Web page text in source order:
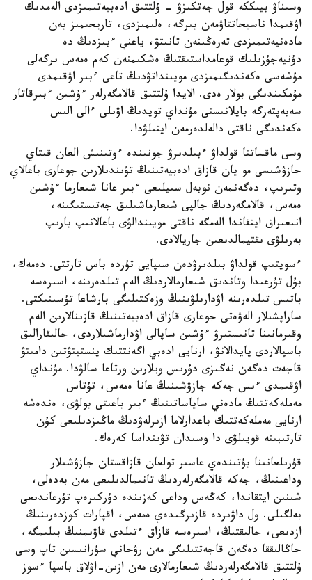
وسىناۋ بيىككە قول جەتكىزۋ - ۇلتتىق ادەبيەتىمىزدى الەمدىك
اۋقىمدا ناسيحاتتاۋمەن بىرگە، ەلىمىزدى، تاريحىمىز بەن
مادەنيەتىمىزدى تەرەڭىنەن تانىتۋ، ياعني ءبىزدىڭ دە
دۇنيەجۇزىلىك قوعامداستىقتىڭ ەشكىمنەن كەم ەمەس ىرگەلى
مۇشەسى ەكەندىگىمىزدى مويىنداتۋدىڭ تاعى ءبىر اۋقىمدى
مۇمكىندىگى بولار ەدى. الايدا ۇلتتىق قالامگەرلەر ءۇشىن ءبىرقاتار
سەبەپتەرگە بايلانىستى مۇنداي تويدىڭ اۋىلى ءالى الىس
ەكەندىگى ناقتى دالەلدەرمەن ايتىلۋدا.
وسى ماقساتتا قولداۋ ءبىلدىرۋ جونىندە ءوتىنىش العان قىتاي
جازۋشىسى مو يان قازاق ادەبيەتىنىڭ تۋىندىلارىن جوعارى باعالاي
وتىرىپ، دەگەنمەن نوبەل سىيلىعى ءبىر عانا شىعارما ءۇشىن
ەمەس، قالامگەردىڭ جالپى شىعارماشىلىق جەتىستىگىنە،
انىعىراق ايتقاندا الەمگە ناقتى مويىندالۋى باعالانىپ بارىپ
بەرىلۋى ىقتيمالدىعىن جاريالادى.
ءسويتىپ قولداۋ بىلدىرۋدەن سىپايى تۇردە باس تارتتى. دەمەك،
بۇل تۇرعىدا وتاندىق شىعارمالاردىڭ الەم تىلدەرىنە، اسىرەسە
باتىس تىلدەرىنە اۋدارىلۋىنىڭ وزەكتىلىگى بارشاعا تۇسىنىكتى.
ساراپشىلار الەۋەتى جوعارى قازاق ادەبيەتىنىڭ قازىنالارىن الەم
وقىرمانىنا تانىستىرۋ ءۇشىن ساپالى اۋدارماشىلاردى، حالىقارالىق
باسپالاردى پايدالانۋ، ارنايى ادەبي اگەنتتىك ينستيتۋتىن دامىتۋ
قاجەت دەگەن نەگىزى دۇرىس ويلارىن ورتاعا سالۋدا. مۇنداي
اۋقىمدى ءىس جەكە جازۋشىنىڭ عانا ەمەس، تۇتاس
مەملەكەتتىڭ مادەني ساياساتىنىڭ ءبىر باعىتى بولۋى، ەندەشە
ارنايى مەملەكەتتىك باعدارلاما ازىرلەۋدىڭ ماڭىزدىلىعى كۇن
تارتىبىنە قويىلۋى دا وسىدان تۋىنداسا كەرەك.
قۇرىلعانىنا بۇتىندەي عاسىر تولعان قازاقستان جازۋشىلار
وداعىنىڭ، جەكە قالامگەرلەردىڭ تانىمالدىلىعى مەن بەدەلى،
شىنىن ايتقاندا، كەڭەس وداعى كەزىندە دۇركىرەپ تۇرعاندىعى
بەلگىلى. ول داۋىردە قازىرگىدەي ەمەس، اقپارات كوزدەرىنىڭ
ازدىعى، حالىقتىڭ، اسىرەسە قازاق ءتىلدى قاۋىمنىڭ بىلىمگە،
جاڭالىققا دەگەن قاجەتتىلىگى مەن رۋحاني سۇرانىسىن تاپ وسى
ۇلتتىق قالامگەرلەردىڭ شىعارمالارى مەن ازىن-اۋلاق باسپا ءسوز